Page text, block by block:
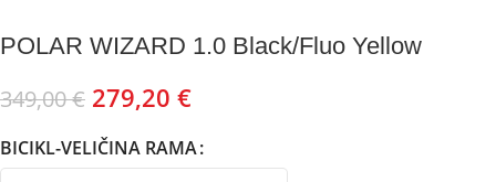
POLAR WIZARD 1.0 Black/Fluo Yellow
349,00€ 279,20 €
BICIKL-VELIČINA RAMA